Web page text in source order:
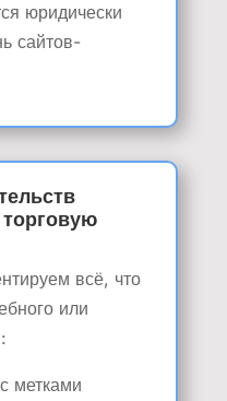
юридически
сайтов-
всё, что
или
метками